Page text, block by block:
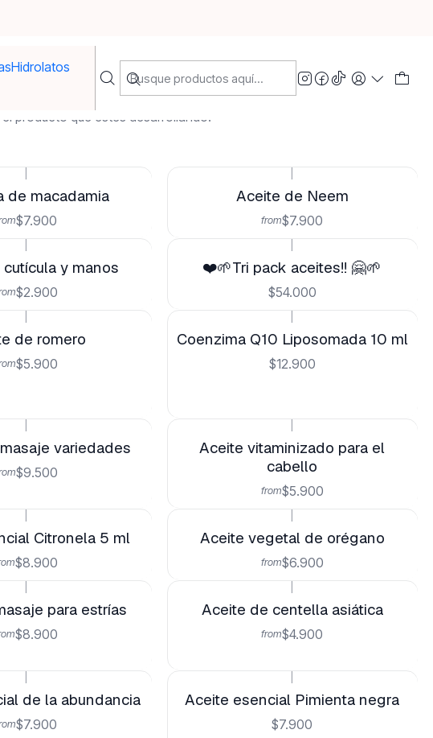
Hidrolatos
producto que estes desarrollando.
Filtros
de macadamia
$7.900
Aceite de Neem
from$7.900
y manos
$2.900
❤️🌱Tri pack aceites!! 🤗🌱
$54.000
de romero
$5.900
Coenzima Q10 Liposomada 10 ml
$12.900
variedades
$9.500
Aceite vitaminizado para el
cabello
from$5.900
Citronela 5 ml
$8.900
Aceite vegetal de orégano
from$6.900
para estrías
$8.900
Aceite de centella asiática
from$4.900
de la abundancia
$7.900
Aceite esencial Pimienta negra
$7.900